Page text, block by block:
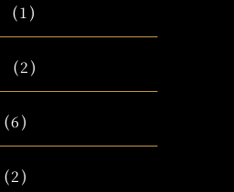
(1)
(2)
(6)
(2)